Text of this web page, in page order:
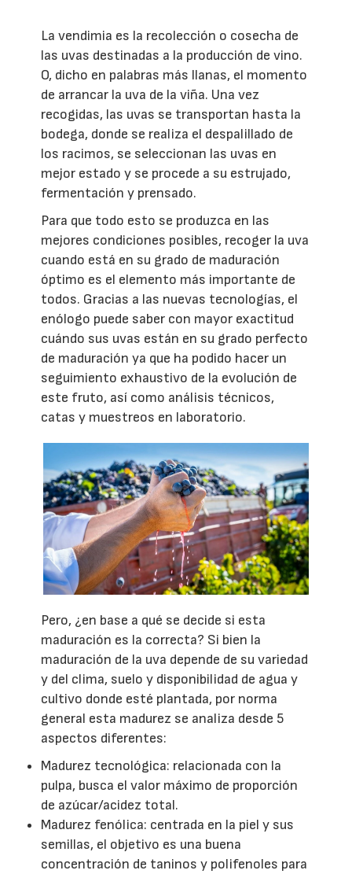
La vendimia es la recolección o cosecha de
las uvas destinadas a la producción de vino.
O, dicho en palabras más llanas, el momento
de arrancar la uva de la viña. Una vez
recogidas, las uvas se transportan hasta la
bodega, donde se realiza el despalillado de
los racimos, se seleccionan las uvas en
mejor estado y se procede a su estrujado,
fermentación y prensado.
Para que todo esto se produzca en las
mejores condiciones posibles, recoger la uva
cuando está en su grado de maduración
óptimo es el elemento más importante de
todos. Gracias a las nuevas tecnologías, el
enólogo puede saber con mayor exactitud
cuándo sus uvas están en su grado perfecto
de maduración ya que ha podido hacer un
seguimiento exhaustivo de la evolución de
este fruto, así como análisis técnicos,
catas y muestreos en laboratorio.
Pero, ¿en base a qué se decide si esta
maduración es la correcta? Si bien la
maduración de la uva depende de su variedad
y del clima, suelo y disponibilidad de agua y
cultivo donde esté plantada, por norma
general esta madurez se analiza desde 5
aspectos diferentes:
Madurez tecnológica: relacionada con la
pulpa, busca el valor máximo de proporción
de azúcar/acidez total.
Madurez fenólica: centrada en la piel y sus
semillas, el objetivo es una buena
concentración de taninos y polifenoles para